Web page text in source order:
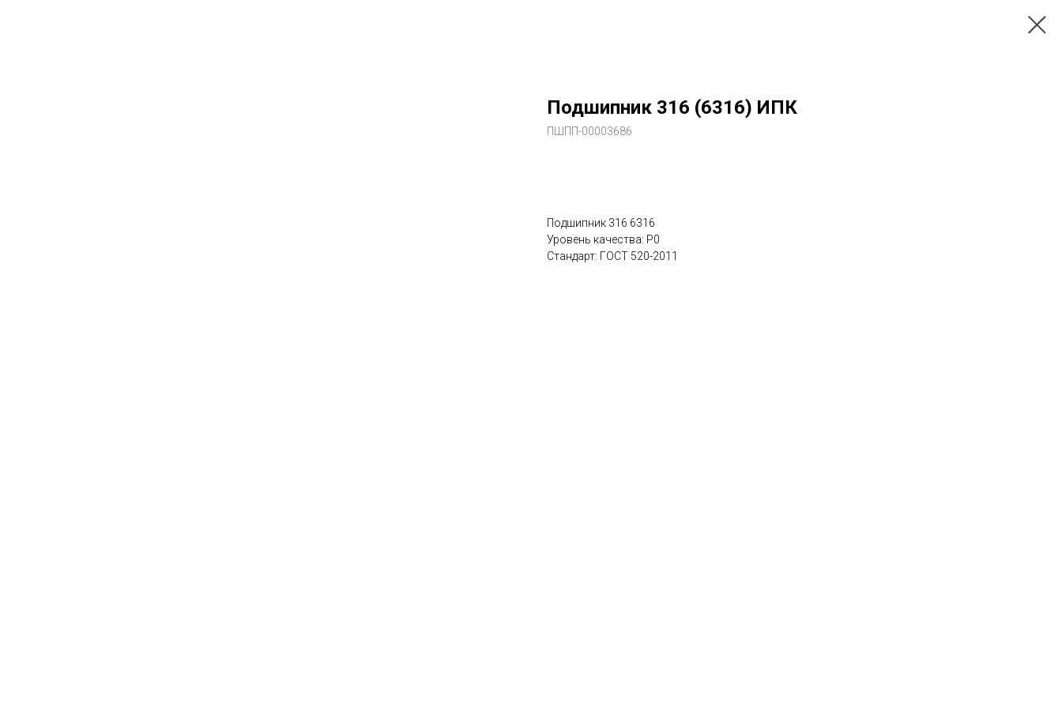
Подшипник 316 (6316) ИПК
ПШПП-00003686
Подшипник 316 6316
Уровень качества: P0
Стандарт: ГОСТ 520-2011